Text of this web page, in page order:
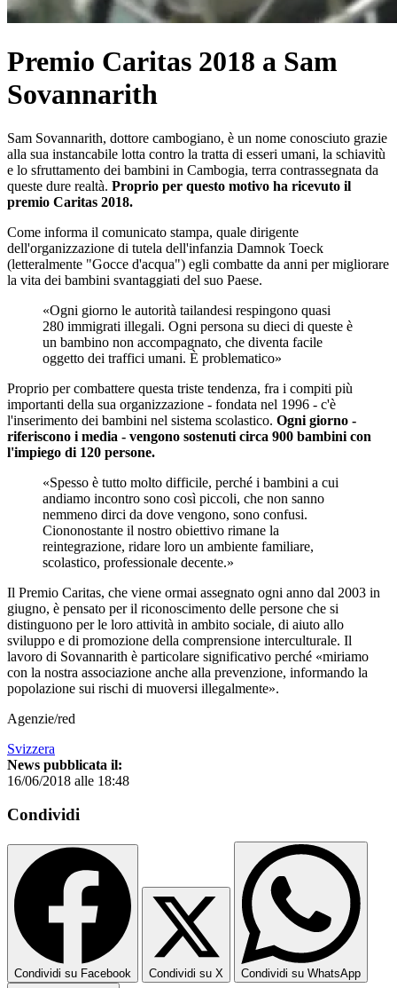
Premio Caritas 2018 a Sam
Sovannarith
Sam Sovannarith, dottore cambogiano, è un nome conosciuto grazie
alla sua instancabile lotta contro la tratta di esseri umani, la schiavitù
e lo sfruttamento dei bambini in Cambogia, terra contrassegnata da
queste dure realtà. Proprio per questo motivo ha ricevuto il
premio Caritas 2018.
Come informa il comunicato stampa, quale dirigente
dell'organizzazione di tutela dell'infanzia Damnok Toeck
(letteralmente "Gocce d'acqua") egli combatte da anni per migliorare
la vita dei bambini svantaggiati del suo Paese.
«Ogni giorno le autorità tailandesi respingono quasi
280 immigrati illegali. Ogni persona su dieci di queste è
un bambino non accompagnato, che diventa facile
oggetto dei traffici umani. È problematico»
Proprio per combattere questa triste tendenza, fra i compiti più
importanti della sua organizzazione - fondata nel 1996 - c'è
l'inserimento dei bambini nel sistema scolastico. Ogni giorno -
riferiscono i media - vengono sostenuti circa 900 bambini con
l'impiego di 120 persone.
«Spesso è tutto molto difficile, perché i bambini a cui
andiamo incontro sono così piccoli, che non sanno
nemmeno dirci da dove vengono, sono confusi.
Ciononostante il nostro obiettivo rimane la
reintegrazione, ridare loro un ambiente familiare,
scolastico, professionale decente.»
Il Premio Caritas, che viene ormai assegnato ogni anno dal 2003 in
giugno, è pensato per il riconoscimento delle persone che si
distinguono per le loro attività in ambito sociale, di aiuto allo
sviluppo e di promozione della comprensione interculturale. Il
lavoro di Sovannarith è particolare significativo perché «miriamo
con la nostra associazione anche alla prevenzione, informando la
popolazione sui rischi di muoversi illegalmente».
Agenzie/red
Svizzera
News pubblicata il:
16/06/2018 alle 18:48
Condividi
Condividi su Facebook Condividi su X Condividi su WhatsApp